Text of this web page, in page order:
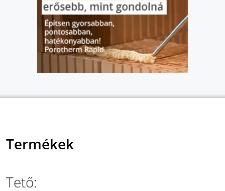
Termékek
Tető: